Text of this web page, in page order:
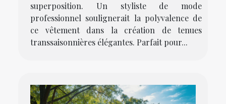
superposition. Un styliste de mode
professionnel soulignerait la polyvalence de
ce vêtement dans la création de tenues
transsaisonnières élégantes. Parfait pour...